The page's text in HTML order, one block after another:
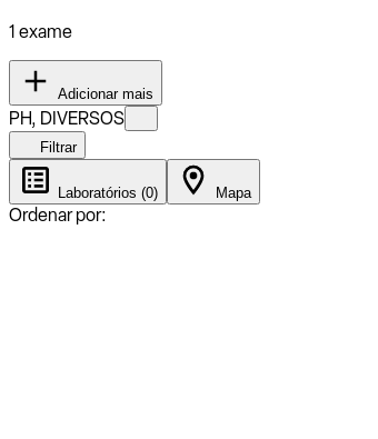
1 exame
Adicionar mais
PH, DIVERSOS
Filtrar
Laboratórios (0) Mapa
Ordenar por: